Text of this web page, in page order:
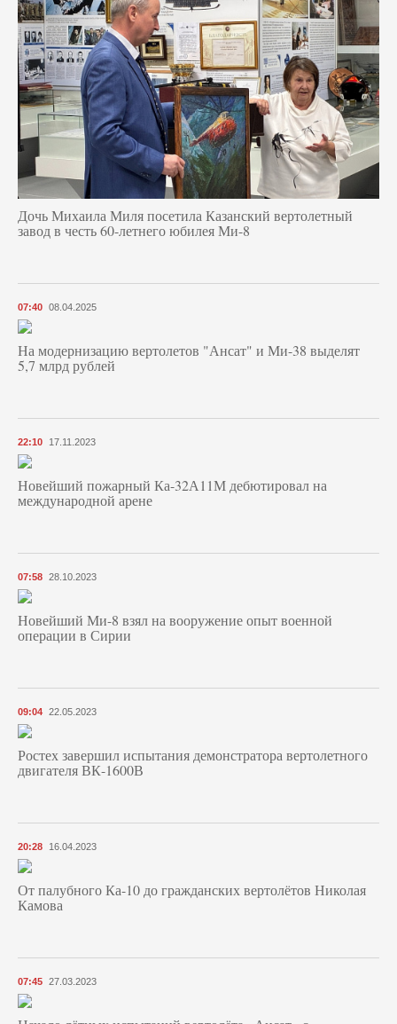
Дочь Михаила Миля посетила Казанский вертолетный
завод в честь 60-летнего юбилея Ми-8
07:40 08.04.2025
На модернизацию вертолетов "Ансат" и Ми-38 выделят
5,7 млрд рублей
22:10 17.11.2023
Новейший пожарный Ка-32А11М дебютировал на
международной арене
07:58 28.10.2023
Новейший Ми-8 взял на вооружение опыт военной
операции в Сирии
09:04 22.05.2023
Ростех завершил испытания демонстратора вертолетного
двигателя ВК-1600В
20:28 16.04.2023
От палубного Ка-10 до гражданских вертолётов Николая
Камова
07:45 27.03.2023